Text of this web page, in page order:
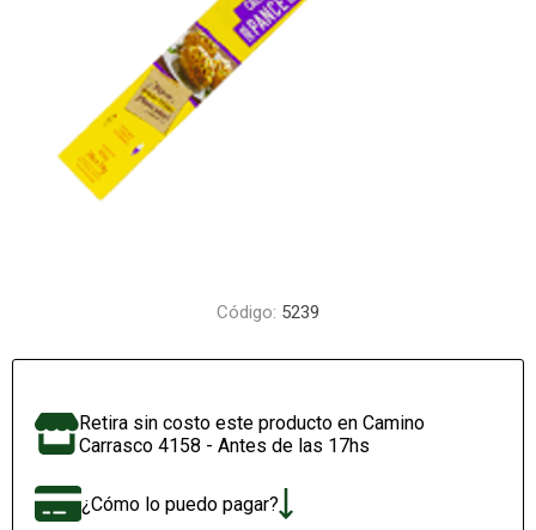
Código: 5239
Retira sin costo este producto en Camino
Carrasco 4158 - Antes de las 17hs
¿Cómo lo puedo pagar?